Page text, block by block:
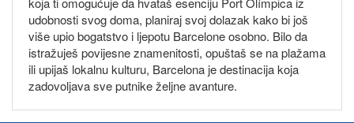
udobnosti svog doma, planiraj svoj dolazak kako bi još
više upio bogatstvo i ljepotu Barcelone osobno. Bilo da
istražuješ povijesne znamenitosti, opuštaš se na plažama
ili upijaš lokalnu kulturu, Barcelona je destinacija koja
zadovoljava sve putnike željne avanture.